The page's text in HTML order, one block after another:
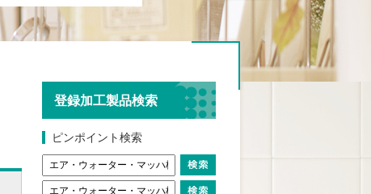
登録加工製品検索
ピンポイント検索